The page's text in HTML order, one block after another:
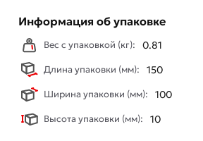
Информация об упаковке
Вес с упаковкой (кг): 0.81
Длина упаковки (мм): 150
Ширина упаковки (мм): 100
Высота упаковки (мм): 10